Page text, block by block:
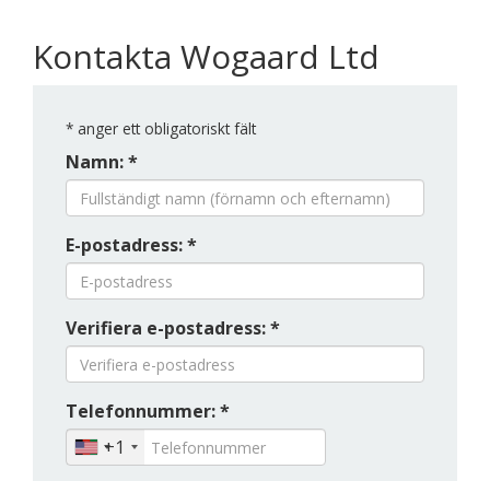
Kontakta Wogaard Ltd
* anger ett obligatoriskt fält
Namn: *
E-postadress: *
Verifiera e-postadress: *
Telefonnummer: *
+1